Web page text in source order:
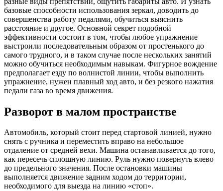
базовые способности использования зеркал, доводить до
совершенства работу педалями, обучиться выяснить
расстояние и другое. Основной секрет подобной
эффективности состоит в том, чтобы любое упражнение
выстроили последовательным образом от простенького до
самого трудного, и в таком случае после нескольких занятий
можно обучиться необходимым навыкам. Фигурное вождение
предполагает езду по волнистой линии, чтобы выполнить
упражнение, нужен плавный ход авто, и без резкого нажатия
педали газа во время движения.
Разворот в малом пространстве
Автомобиль, который стоит перед стартовой линией, нужно
снять с ручника и переместить вправо на небольшое
отдаление от средней вехи. Машина останавливается до того,
как пересечь сплошную линию. Руль нужно повернуть влево
до предельного значения. После остановки машины
выполняется движение задним ходом до территории,
необходимого для выезда на линию «стоп».